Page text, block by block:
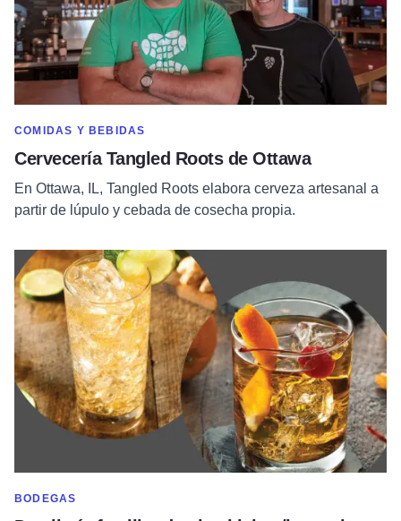
MOSTRAR MÁS EN CATEGORÍA DE
COMIDAS Y BEBIDAS
Cervecería Tangled Roots de Ottawa
En Ottawa, IL, Tangled Roots elabora cerveza artesanal a
partir de lúpulo y cebada de cosecha propia.
MOSTRAR MÁS EN CATEGORÍA DE
BODEGAS
Leer más sobre La destilería familiar de whisky del norte de